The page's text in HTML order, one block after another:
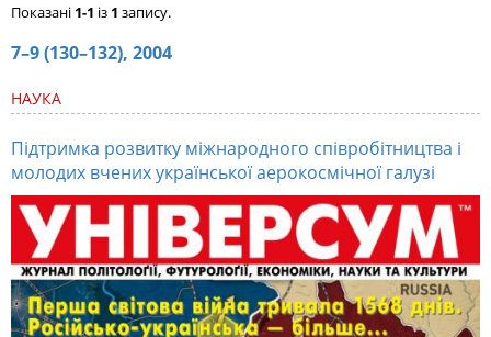
Показані 1-1 із 1 запису.
7–9 (130–132), 2004
НАУКА
Підтримка розвитку міжнародного співробітництва і
молодих вчених української аерокосмічної галузі